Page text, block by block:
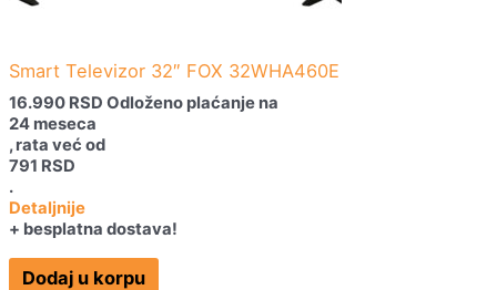
Smart Televizor 32″ FOX 32WHA460E
16.990 RSD Odloženo plaćanje na
24 meseca
, rata već od
791 RSD
.
Detaljnije
+ besplatna dostava!
Dodaj u korpu